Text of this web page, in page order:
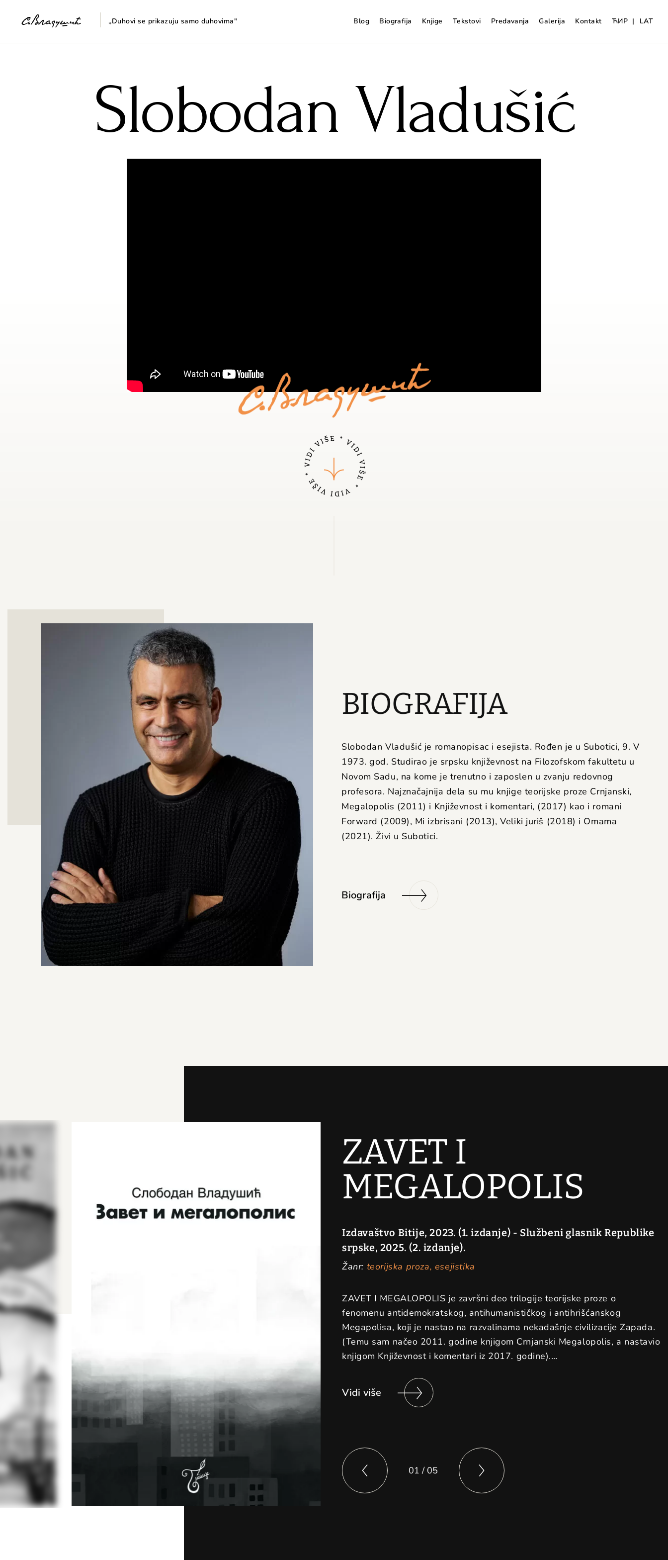
,,Duhovi se prikazuju samo duhovima" Blog Biografija Knjige Tekstovi Predavanja Galerija Kontakt ЋИР | LAT
Slobodan Vladušić
BIOGRAFIJA
Slobodan Vladušić je romanopisac i esejista. Rođen je u Subotici, 9. V
1973. god. Studirao je srpsku književnost na Filozofskom fakultetu u
Novom Sadu, na kome je trenutno i zaposlen u zvanju redovnog
profesora. Najznačajnija dela su mu knjige teorijske proze Crnjanski,
Megalopolis (2011) i Književnost i komentari, (2017) kao i romani
Forward (2009), Mi izbrisani (2013), Veliki juriš (2018) i Omama
(2021). Živi u Subotici.
Biografija
ZAVET I
MEGALOPOLIS
Izdavaštvo Bitije, 2023. (1. izdanje) - Službeni glasnik Republike
srpske, 2025. (2. izdanje).
Žanr: teorijska proza, esejistika
ZAVET I MEGALOPOLIS je završni deo trilogije teorijske proze o
fenomenu antidemokratskog, antihumanističkog i antihrišćanskog
Megapolisa, koji je nastao na razvalinama nekadašnje civilizacije Zapada.
(Temu sam načeo 2011. godine knjigom Crnjanski Megalopolis, a nastavio
knjigom Književnost i komentari iz 2017. godine).…
Vidi više
01 / 05